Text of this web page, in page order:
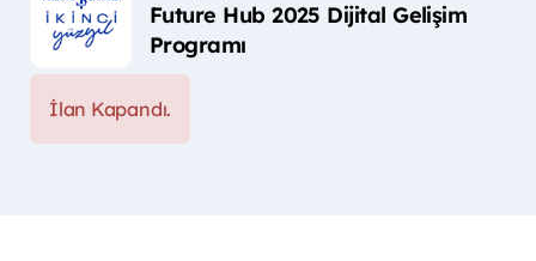
Future Hub 2025 Dijital Gelişim
Programı
İlan Kapandı.